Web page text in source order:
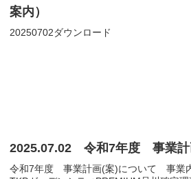
案内）
20250702ダウンロード
2025.07.02 令和7年度 事業計
令和7年度 事業計画(案)について 事業